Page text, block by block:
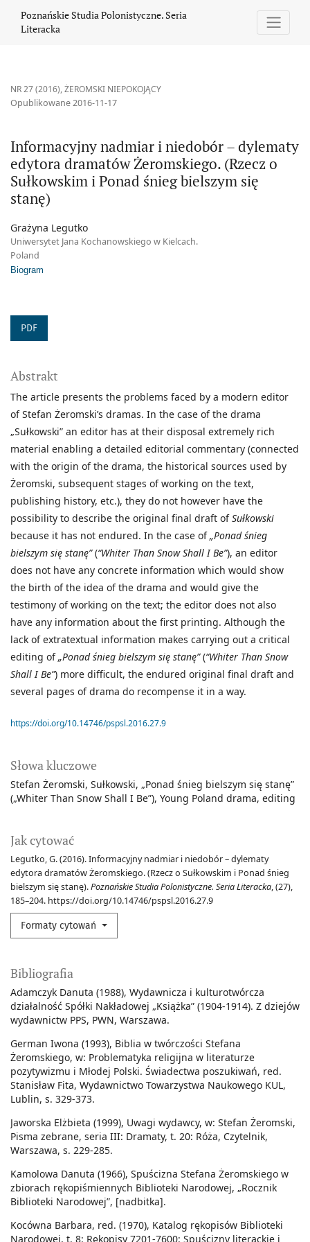
Poznańskie Studia Polonistyczne. Seria
Literacka
NR 27 (2016),ŻEROMSKI NIEPOKOJĄCY
Informacyjny nadmiar i niedobór – dylematy
edytora dramatów Żeromskiego. (Rzecz o
Sułkowskim i Ponad śnieg bielszym się
stanę)
Opublikowane 2016-11-17
Grażyna Legutko
Uniwersytet Jana Kochanowskiego w Kielcach.
Poland
Biogram
PDF
Słowa kluczowe
Stefan Żeromski Sułkowski „Ponad śnieg bielszym się stanę”
(„Whiter Than Snow Shall I Be”) Young Poland drama editing
Jak cytować
Legutko, G. (2016). Informacyjny nadmiar i niedobór – dylematy
edytora dramatów Żeromskiego. (Rzecz o Sułkowskim i Ponad śnieg
bielszym się stanę).Poznańskie Studia Polonistyczne. Seria Literacka, (27),
185–204. https://doi.org/10.14746/pspsl.2016.27.9
Formaty cytowań
Abstrakt
The article presents the problems faced by a modern editor
of Stefan Żeromski’s dramas. In the case of the drama
„Sułkowski” an editor has at their disposal extremely rich
material enabling a detailed editorial commentary (connected
with the origin of the drama, the historical sources used by
Żeromski, subsequent stages of working on the text,
publishing history, etc.), they do not however have the
possibility to describe the original final draft ofSułkowski
because it has not endured. In the case of„Ponad śnieg
bielszym się stanę”(“Whiter Than Snow ShallI Be”), an editor
does not have any concrete information which would show
the birth of the idea of the drama and would give the
testimony of working on the text; the editor does not also
have any information about the first printing. Although the
lack of extratextual information makes carrying out a critical
editing of„Ponad śnieg bielszym się stanę”(“Whiter Than Snow
Shall I Be”) more difficult, the endured original final draft and
several pages of drama do recompense it in a way.
https://doi.org/10.14746/pspsl.2016.27.9
Bibliografia
Adamczyk Danuta (1988), Wydawnicza i kulturotwórcza
działalność Spółki Nakładowej „Książka” (1904-1914). Z dziejów
wydawnictw PPS, PWN, Warszawa.
German Iwona (1993), Biblia w twórczości Stefana
Żeromskiego, w: Problematyka religijna w literaturze
pozytywizmu i Młodej Polski. Świadectwa poszukiwań, red.
Stanisław Fita, Wydawnictwo Towarzystwa Naukowego KUL,
Lublin, s. 329-373.
Jaworska Elżbieta (1999), Uwagi wydawcy, w: Stefan Żeromski,
Pisma zebrane, seria III: Dramaty, t. 20: Róża, Czytelnik,
Warszawa, s. 229-285.
Kamolowa Danuta (1966), Spuścizna Stefana Żeromskiego w
zbiorach rękopiśmiennych Biblioteki Narodowej, „Rocznik
Biblioteki Narodowej”, [nadbitka].
Kocówna Barbara, red. (1970), Katalog rękopisów Biblioteki
Narodowej, t. 8: Rękopisy 7201-7600: Spuścizny literackie i